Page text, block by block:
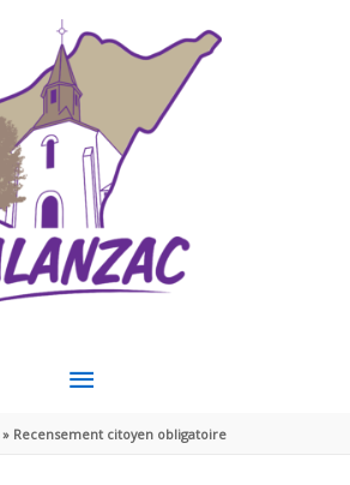
MENU
PRINCIPAL
Recensement citoyen obligatoire